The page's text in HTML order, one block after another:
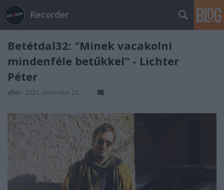
Recorder
Betétdal32: "Minek vacakolni
mindenféle betűkkel" - Lichter
Péter
vferi • 2021. december 21.